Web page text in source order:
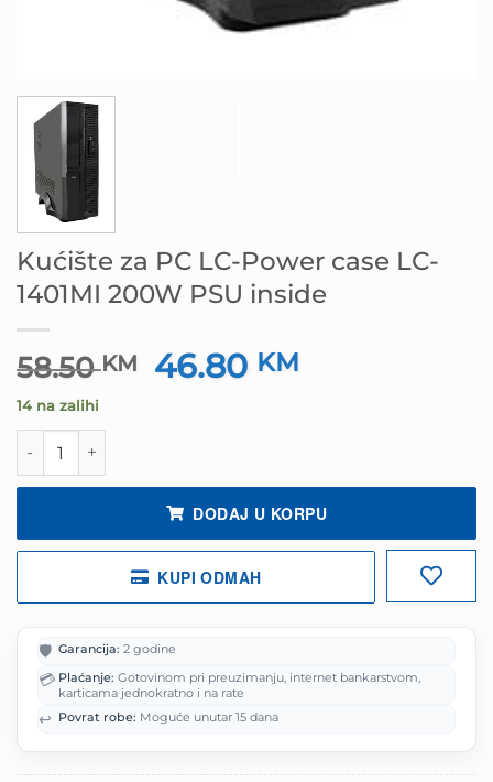
Kućište za PC LC-Power case LC-
1401MI 200W PSU inside
58.50KM
Izvorna
cijena
46.80 KM
14 na zalihi
Kućište za PC LC-Power case LC-1401MI 200W PSU
DODAJ U KORPU
KUPI ODMAH
🛡️ Garancija: 2 godine
💳 Plaćanje: Gotovinom pri preuzimanju, internet bankarstvom,
karticama jednokratno i na rate
↩️ Povrat robe: Moguće unutar 15 dana